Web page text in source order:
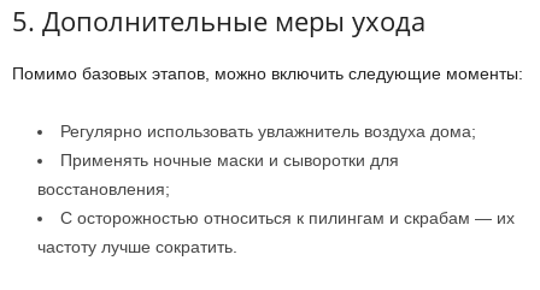
5. Дополнительные меры ухода
Помимо базовых этапов, можно включить следующие моменты:
Регулярно использовать увлажнитель воздуха дома;
Применять ночные маски и сыворотки для
восстановления;
С осторожностью относиться к пилингам и скрабам — их
частоту лучше сократить.